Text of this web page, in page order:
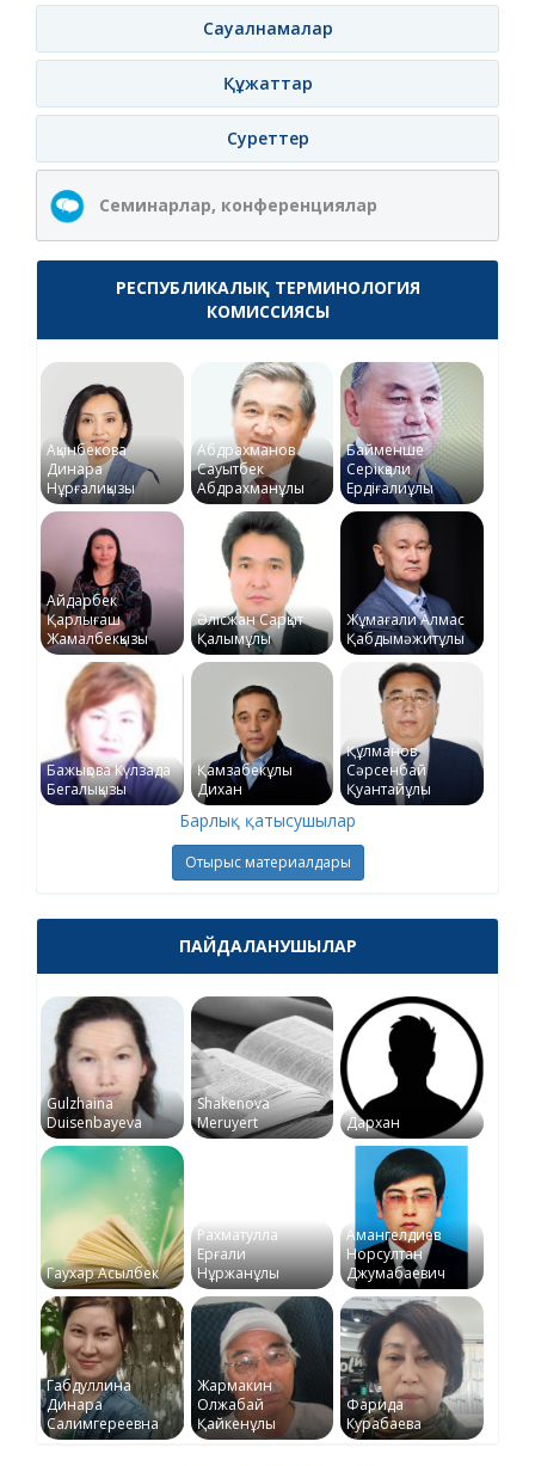
Сауалнамалар
Құжаттар
Суреттер
Семинарлар, конференциялар
РЕСПУБЛИКАЛЫҚ ТЕРМИНОЛОГИЯ
КОМИССИЯСЫ
Ақынбекова
Динара
Нұрғалиқызы
Абдрахманов
Сауытбек
Абдрахманұлы
Байменше
Серікқали
Ердіғалиұлы
Айдарбек
Қарлығаш
Жамалбекқызы
Әлісжан Сарқыт
Қалымұлы
Жұмағали Алмас
Қабдымәжитұлы
Бажықова Күлзада
Бегалықызы
Қамзабекұлы
Дихан
Құлманов
Сәрсенбай
Қуантайұлы
Барлық қатысушылар
Отырыс материалдары
ПАЙДАЛАНУШЫЛАР
Gulzhaina
Duisenbayeva
Shakenova
Meruyert
Дархан
Гаухар Асылбек
Рахматулла
Ерғали
Нұржанұлы
Амангелдиев
Норсултан
Джумабаевич
Габдуллина
Динара
Салимгереевна
Жармакин
Олжабай
Қайкенұлы
Фарида
Курабаева